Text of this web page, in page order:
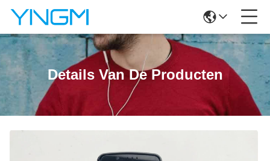
Details Van De Producten